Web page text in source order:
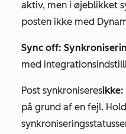
aktiv, men i øjeblikket
posten ikke med
Sync off:
med
Post synkroniseresikke:
på grund af en fejl.